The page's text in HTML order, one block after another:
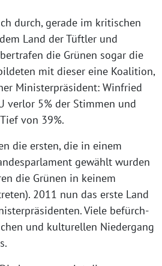
durch, gera­de im kri­ti­schen
Land der Tüftler und
die Grünen sogar die
mit die­ser eine Koalition,
Ministerpräsident: Winfried
ver­lor 5% der Stimmen und
von 39%.
die ers­ten, die in einem
gewählt wur­den
die Grünen in kei­nem
2011 nun das ers­te Land
Viele befürch­
und kul­tu­rel­len Niedergang